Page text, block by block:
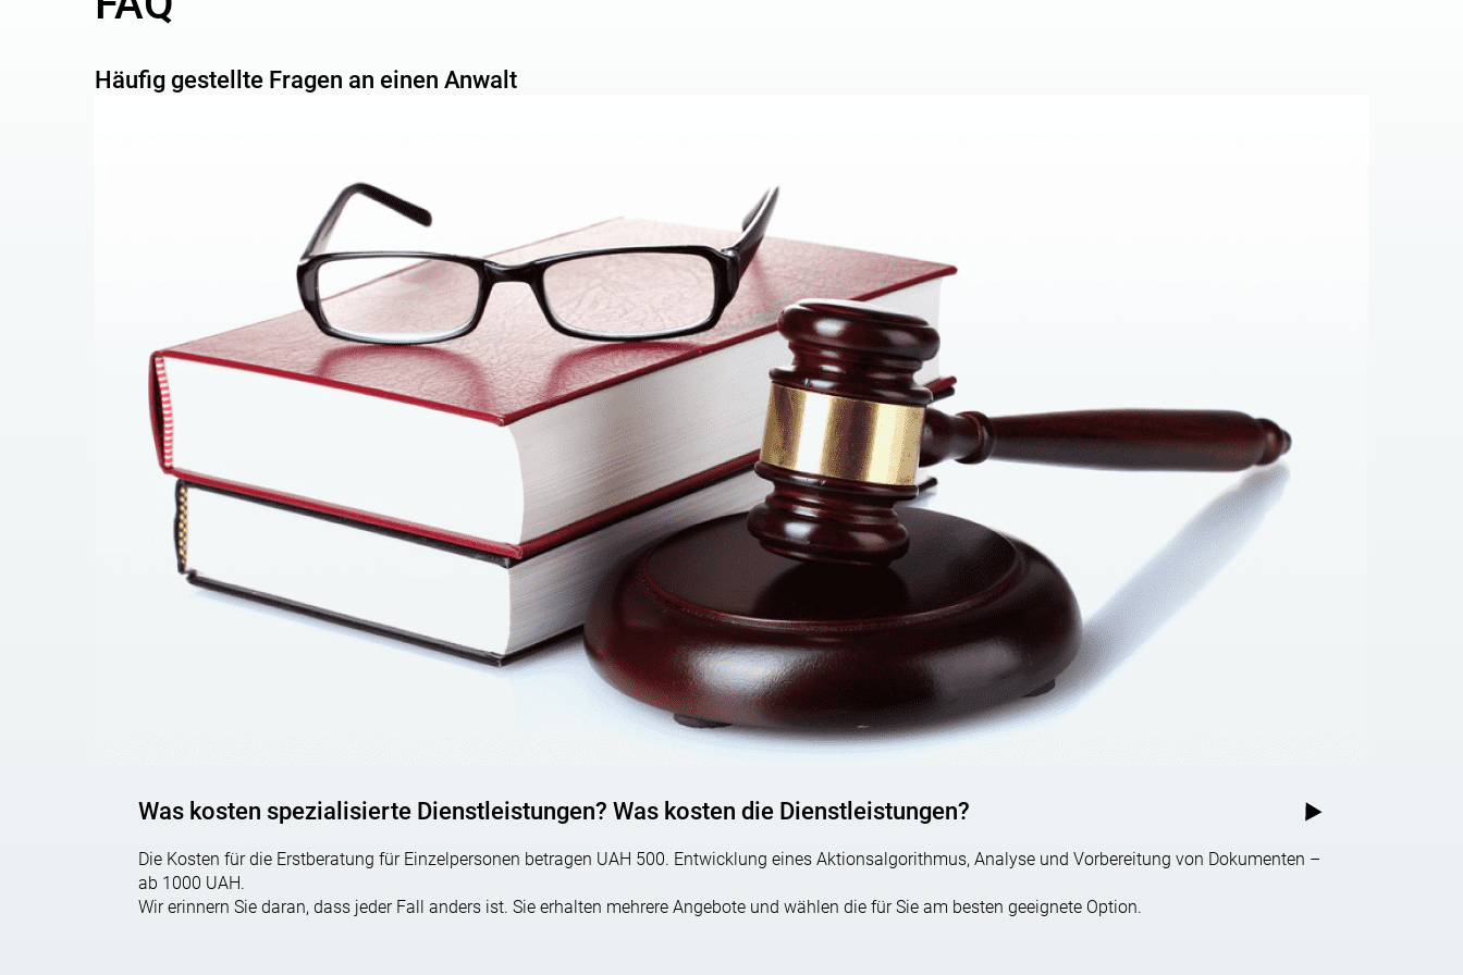
Behörden, insbesondere der Inkompetenz der Zollbeamten. Entgegen der landläufigen Meinung sind Beamte oft keine Experten im Zollrecht: Sie dürfen nicht einmal
Arten von Zollstreitigkeiten
Je nach Thema können Zollstreitigkeiten bedingt in verschiedene Arten unterteilt werden.
Verwaltung – im Z
usammenhang mit der Verhängung von Sanktionen nach dem Gesetz: Geldstrafen und Beschlagnahme von Eigentum. Zu dieser Gruppe gehören
Beschwerden von Unternehmen, Unternehmern wegen unlauterer Verwaltungsverantwortung. Verwaltungsstrafen werden oft „post-factum“ auf die Ergebnisse der
Kostenberechnungsprüfung durch die Regulierungsbehörden verhängt.
Handel – im
Zusammenhang mit der Anwendung des Zollrechts. Die umfangreichste Kategorie von Streitigkeiten, einschließlich globaler Fragen wie falsche Erhebung
von Gebühren und Abgaben, Beschwerden über das Handeln von Beamten.
Steuern – im Zusammenhang mit den Rechtsvorschriften über Steuern, d. h. Beschwerden über falsche Mehrwertsteuerabgrenzung.
Wie kann der Zollstreit beigelegt werden?
h. Die Einreichung einer Beschwerde bei höheren Zollbehörden wird in einigen Fällen dazu beitragen, die Handlungen der
der Annahme in Kraft.
Berufung an das Gerich
t. Sollte gegen die Entscheidung in der Vorverhandlung keine Berufung eingelegt werden können, kann das VED-Mitglied vor dem
Verwaltungsgericht klagen.
Häufig gestellte Fragen an einen Anwalt
Was kosten spezialisierte Dienstleistungen? Was kosten die Dienstleistungen?
Die Kosten für die Erstberatung für Einzelpersonen betragen UAH 500. Entwicklung eines Aktionsalgorithmus, Analyse und Vorbereitung von Dokumenten –
ab 1000 UAH.
Wir erinnern Sie daran, dass jeder Fall anders ist. Sie erhalten mehrere Angebote und wählen die für Sie am besten geeignete Option.